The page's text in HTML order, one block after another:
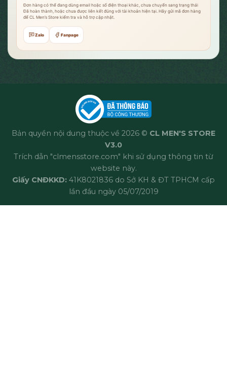
Đơn hàng có thể đang dùng email hoặc số điện thoại khác, chưa chuyển sang trạng thái
Đã hoàn thành, hoặc chưa được liên kết đúng với tài khoản hiện tại. Hãy gửi mã đơn hàng
để CL Men’s Store kiểm tra và hỗ trợ cập nhật.
Zalo Fanpage
Bản quyền nội dung thuộc về 2026 © CL MEN'S STORE
V3.0
Trích dẫn "clmensstore.com" khi sử dụng thông tin từ
website này.
Giấy CNĐKKD: 41K8021836 do Sở KH & ĐT TPHCM cấp
lần đầu ngày 05/07/2019